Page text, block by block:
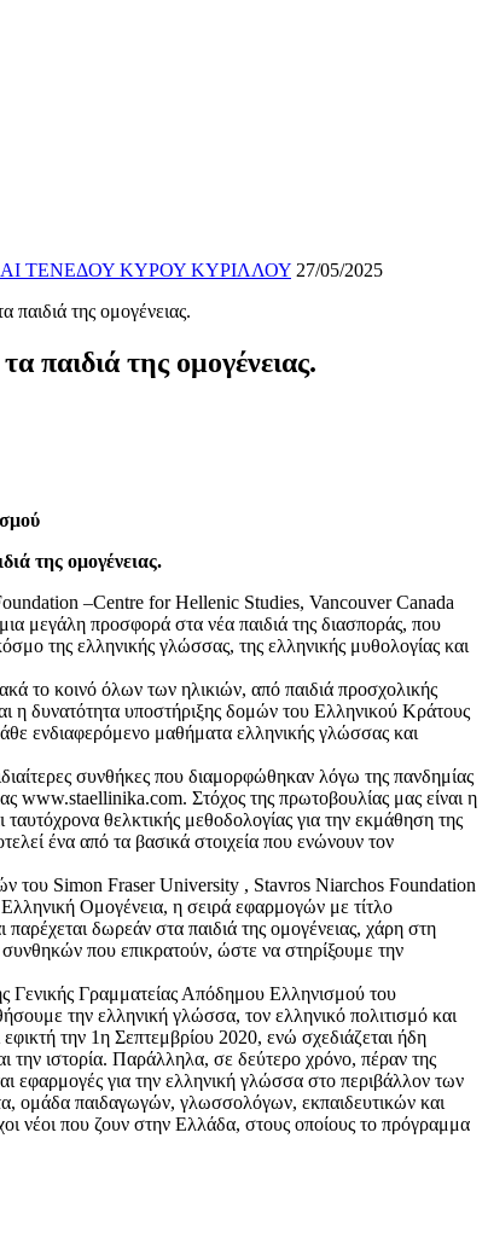
ΤΕΝΕΔΟΥ ΚΥΡΟΥ ΚΥΡΙΛΛΟΥ 27/05/2025
της ομογένειας.
παιδιά της ομογένειας.
της ομογένειας.
–Centre for Hellenic Studies, Vancouver Canada
προσφορά στα νέα παιδιά της διασποράς, που
της ελληνικής γλώσσας, της ελληνικής μυθολογίας και
το κοινό όλων των ηλικιών, από παιδιά προσχολικής
η δυνατότητα υποστήριξης δομών του Ελληνικού Κράτους
ενδιαφερόμενο μαθήματα ελληνικής γλώσσας και
συνθήκες που διαμορφώθηκαν λόγω της πανδημίας
www.staellinika.com. Στόχος της πρωτοβουλίας μας είναι η
ταυτόχρονα θελκτικής μεθοδολογίας για την εκμάθηση της
ένα από τα βασικά στοιχεία που ενώνουν τον
του Simon Fraser University , Stavros Niarchos Foundation
Ομογένεια, η σειρά εφαρμογών με τίτλο
δωρεάν στα παιδιά της ομογένειας, χάρη στη
που επικρατούν, ώστε να στηρίξουμε την
Γενικής Γραμματείας Απόδημου Ελληνισμού του
την ελληνική γλώσσα, τον ελληνικό πολιτισμό και
την 1η Σεπτεμβρίου 2020, ενώ σχεδιάζεται ήδη
την ιστορία. Παράλληλα, σε δεύτερο χρόνο, πέραν της
εφαρμογές για την ελληνική γλώσσα στο περιβάλλον των
ομάδα παιδαγωγών, γλωσσολόγων, εκπαιδευτικών και
νέοι που ζουν στην Ελλάδα, στους οποίους το πρόγραμμα